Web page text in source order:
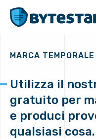
MARCA
Utilizza il
gratuito per
e produci
qualsiasi cosa.